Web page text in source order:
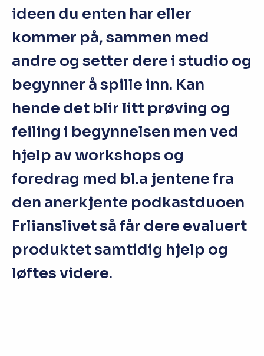
ideen du enten har eller
kommer på, sammen med
andre og setter dere i studio og
begynner å spille inn. Kan
hende det blir litt prøving og
feiling i begynnelsen men ved
hjelp av workshops og
foredrag med bl.a jentene fra
den anerkjente podkastduoen
Frlianslivet så får dere evaluert
produktet samtidig hjelp og
løftes videre.